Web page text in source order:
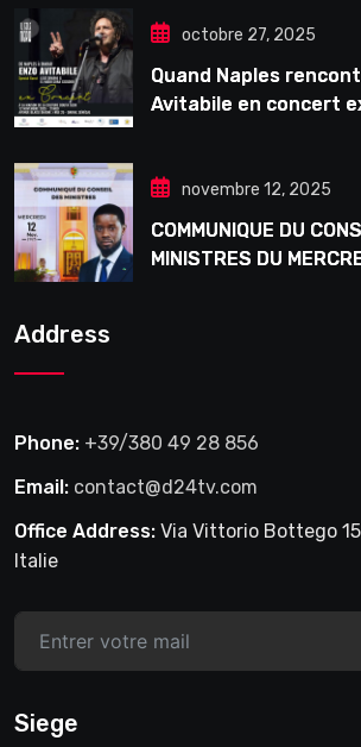
octobre 27, 2025
Quand Naples
Avitabile en concert
novembre 12, 2025
COMMUNIQUE DU
MINISTRES DU
Address
Phone: +39/380 49 28 856
Email: contact@d24tv.com
Office Address: Via Vittorio Bottego
Italie
Siege